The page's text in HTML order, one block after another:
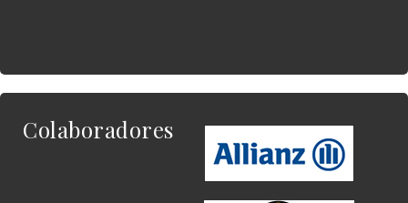
Colaboradores